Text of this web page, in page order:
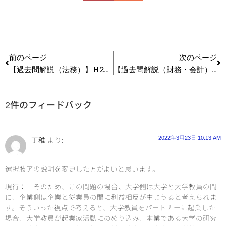
—–
前のページ
【過去問解説（法務）】Ｈ27 第2問（設問１、２、３） 会社法（資金調達）
次のページ
【過去問解説（財務・会計）】Ｈ27 第16問 意思決定会計
2件のフィードバック
丁稚 より: 2022年3月23日 10:13 AM
選択肢アの説明を変更した方がよいと思います。
現行： そのため、この問題の場合、大学側は大学と大学教員の間
に、企業側は企業と従業員の間に利益相反が生じうると考えられま
す。そういった視点で考えると、大学教員をパートナーに起業した
場合、大学教員が起業家活動にのめり込み、本業である大学の研究